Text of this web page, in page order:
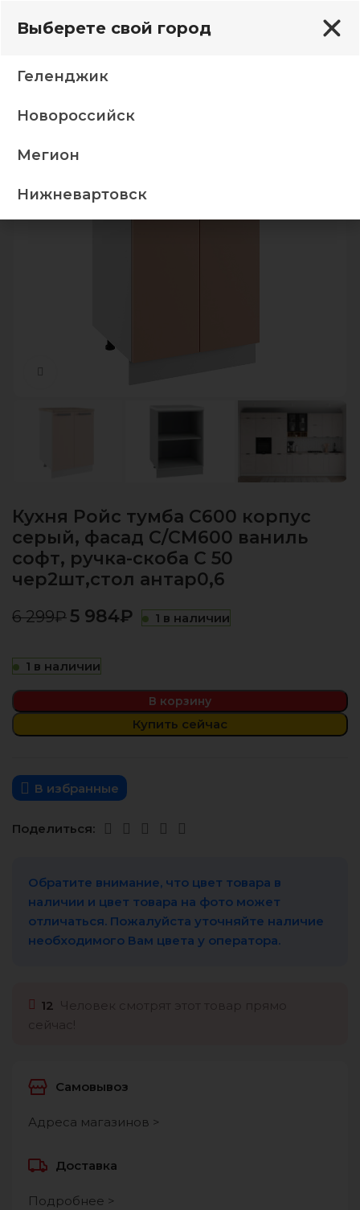
софт, ручка-скоба С 50 чер2шт,стол антар0,6
Кухня Ройс тумба С600 корпус
серый, фасад С/СМ600 ваниль
софт, ручка-скоба С 50
чер2шт,стол антар0,6
6 299₽ 5 984₽ 1 в наличии
1 в наличии
В корзину
Купить сейчас
В избранные
Поделиться:
Обратите внимание, что цвет товара в
наличии и цвет товара на фото может
отличаться. Пожалуйста уточняйте наличие
необходимого Вам цвета у оператора.
12
Самовывоз
Адреса магазинов >
Доставка
Подробнее >
Выберете свой город
Геленджик
Новороссийск
Мегион
Нижневартовск